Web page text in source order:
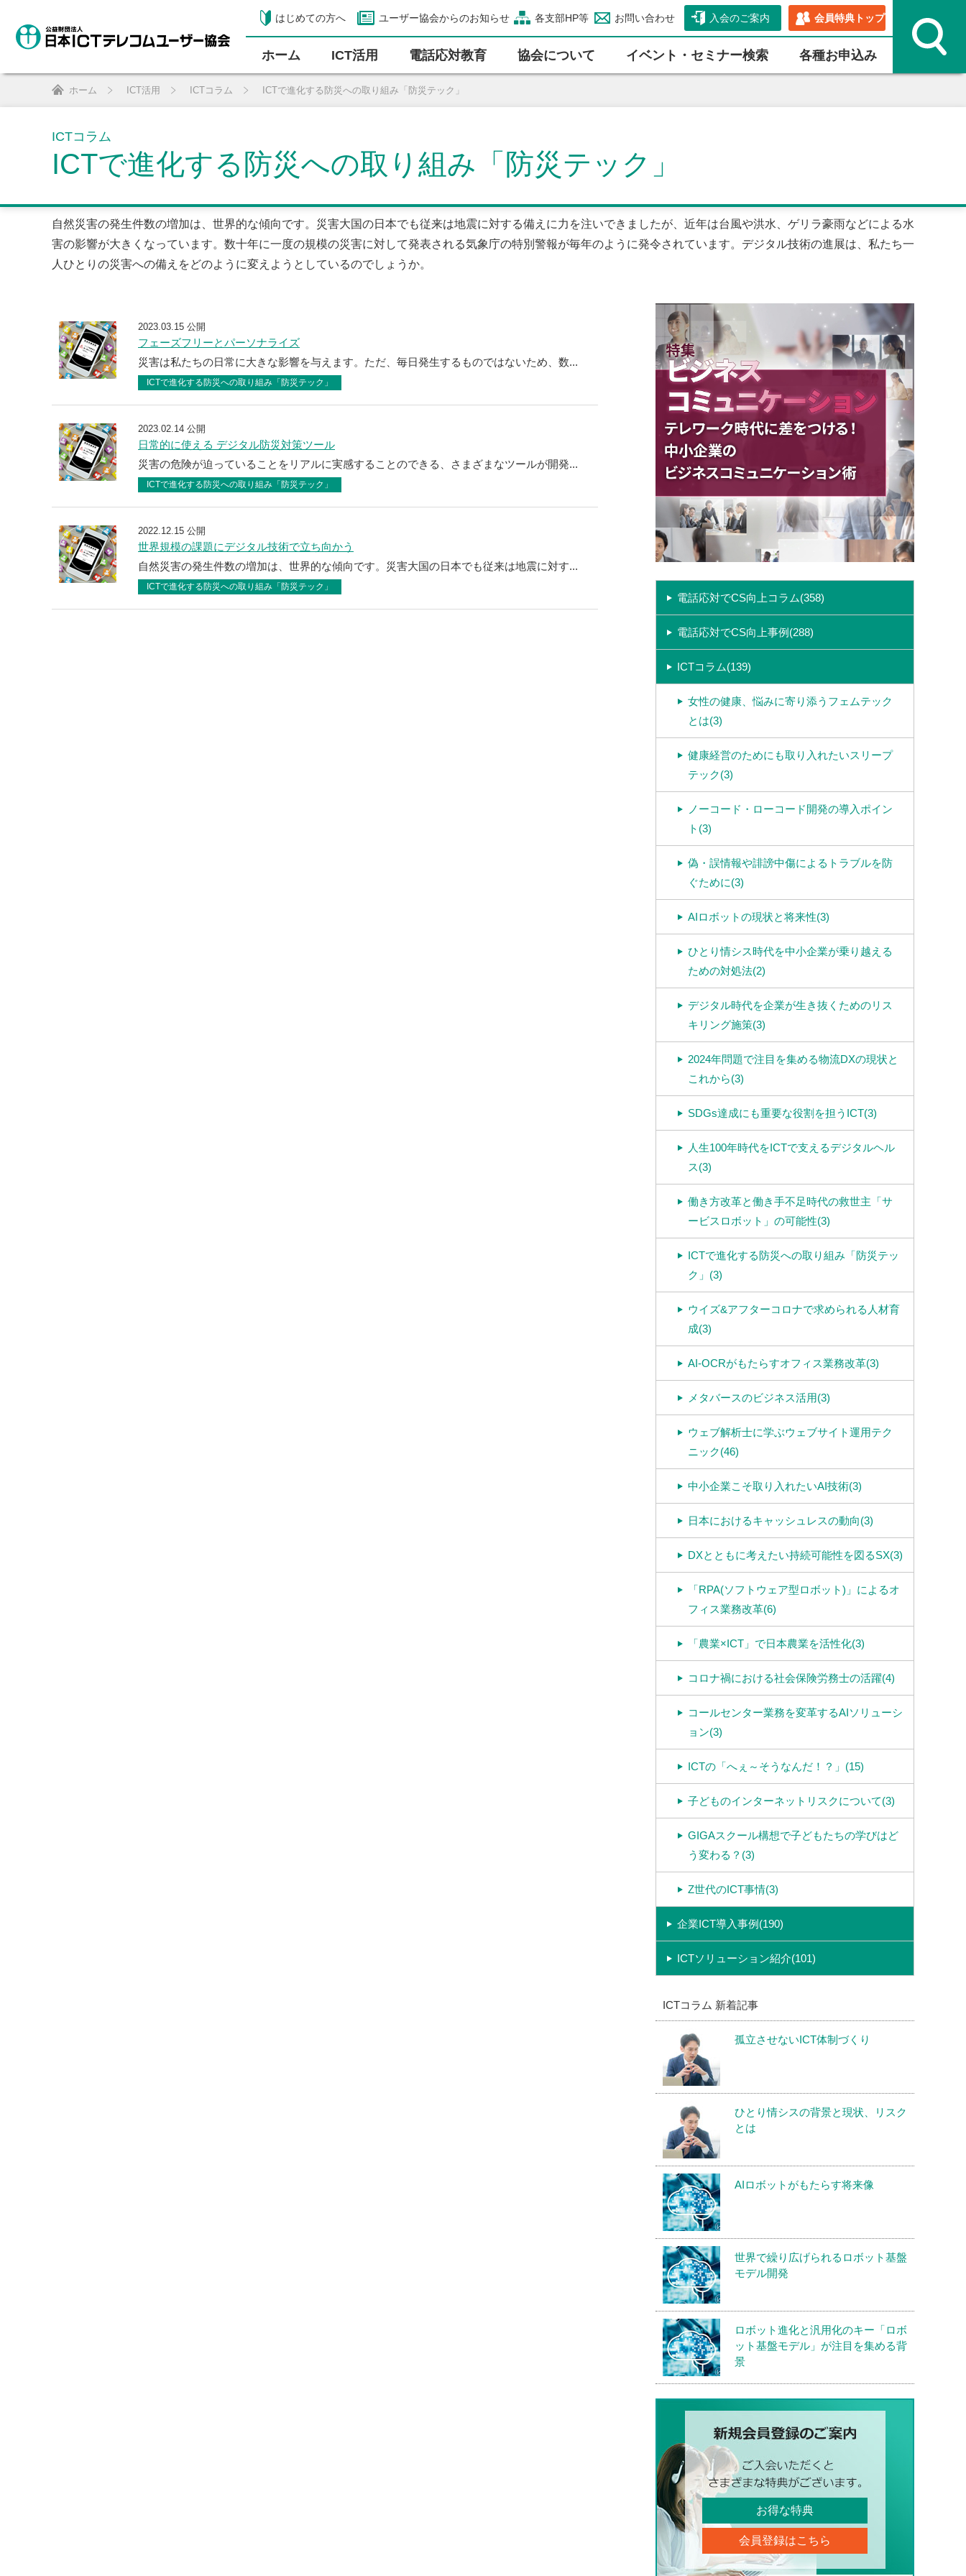
はじめての方へ ユーザー協会からのお知らせ 各支部HP等 お問い合わせ 入会のご案内 会員特典トップ
ホーム ICT活⽤ 電話応対教育 協会について イベント・セミナー検索 各種お申込み
ホーム ICT活用 ICTコラム ICTで進化する防災への取り組み「防災テック」
ICTコラム
ICTで進化する防災への取り組み「防災テック」
自然災害の発生件数の増加は、世界的な傾向です。災害大国の日本でも従来は地震に対する備えに力を注いできましたが、近年は台風や洪水、ゲリラ豪雨などによる水
害の影響が大きくなっています。数十年に一度の規模の災害に対して発表される気象庁の特別警報が毎年のように発令されています。デジタル技術の進展は、私たち一
人ひとりの災害への備えをどのように変えようとしているのでしょうか。
2023.03.15 公開
フェーズフリーとパーソナライズ
災害は私たちの日常に大きな影響を与えます。ただ、毎日発生するものではないため、数...
ICTで進化する防災への取り組み「防災テック」
2023.02.14 公開
日常的に使える デジタル防災対策ツール
災害の危険が迫っていることをリアルに実感することのできる、さまざまなツールが開発...
ICTで進化する防災への取り組み「防災テック」
2022.12.15 公開
世界規模の課題にデジタル技術で立ち向かう
自然災害の発生件数の増加は、世界的な傾向です。災害大国の日本でも従来は地震に対す...
ICTで進化する防災への取り組み「防災テック」
電話応対でCS向上コラム(358)
電話応対でCS向上事例(288)
ICTコラム(139)
女性の健康、悩みに寄り添うフェムテック
とは(3)
健康経営のためにも取り入れたいスリープ
テック(3)
ノーコード・ローコード開発の導入ポイン
ト(3)
偽・誤情報や誹謗中傷によるトラブルを防
ぐために(3)
AIロボットの現状と将来性(3)
ひとり情シス時代を中小企業が乗り越える
ための対処法(2)
デジタル時代を企業が生き抜くためのリス
キリング施策(3)
2024年問題で注目を集める物流DXの現状と
これから(3)
SDGs達成にも重要な役割を担うICT(3)
人生100年時代をICTで支えるデジタルヘル
ス(3)
働き方改革と働き手不足時代の救世主「サ
ービスロボット」の可能性(3)
ICTで進化する防災への取り組み「防災テッ
ク」(3)
ウイズ&アフターコロナで求められる人材育
成(3)
AI-OCRがもたらすオフィス業務改革(3)
メタバースのビジネス活用(3)
ウェブ解析士に学ぶウェブサイト運用テク
ニック(46)
中小企業こそ取り入れたいAI技術(3)
日本におけるキャッシュレスの動向(3)
DXとともに考えたい持続可能性を図るSX(3)
「RPA(ソフトウェア型ロボット)」によるオ
フィス業務改革(6)
「農業×ICT」で日本農業を活性化(3)
コロナ禍における社会保険労務士の活躍(4)
コールセンター業務を変革するAIソリューシ
ョン(3)
ICTの「へぇ～そうなんだ！？」(15)
子どものインターネットリスクについて(3)
GIGAスクール構想で子どもたちの学びはど
う変わる？(3)
Z世代のICT事情(3)
企業ICT導入事例(190)
ICTソリューション紹介(101)
ICTコラム 新着記事
孤立させないICT体制づくり
ひとり情シスの背景と現状、リスク
とは
AIロボットがもたらす将来像
世界で繰り広げられるロボット基盤
モデル開発
ロボット進化と汎用化のキー「ロボ
ット基盤モデル」が注目を集める背
景
お得な特典
会員登録はこちら